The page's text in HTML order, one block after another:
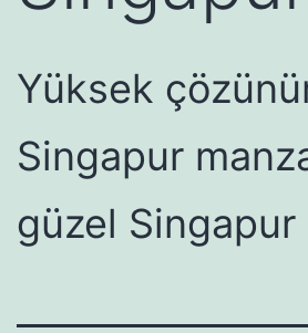
Yüksek
Singapur
güzel